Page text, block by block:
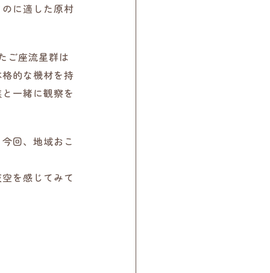
に適した原村
ご座流星群は
的な機材を持
一緒に観察を
回、地域おこ
を感じてみて